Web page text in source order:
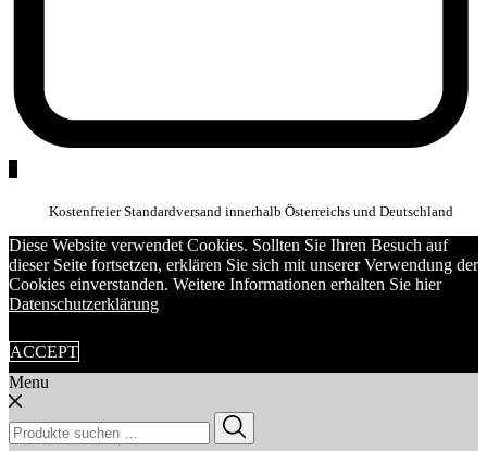
Kostenfreier Standardversand innerhalb Österreichs und Deutschland
Diese Website verwendet Cookies. Sollten Sie Ihren Besuch auf
dieser Seite fortsetzen, erklären Sie sich mit unserer Verwendung der
Cookies einverstanden. Weitere Informationen erhalten Sie hier
Datenschutzerklärung
ACCEPT
Menu
Suchen
nach: